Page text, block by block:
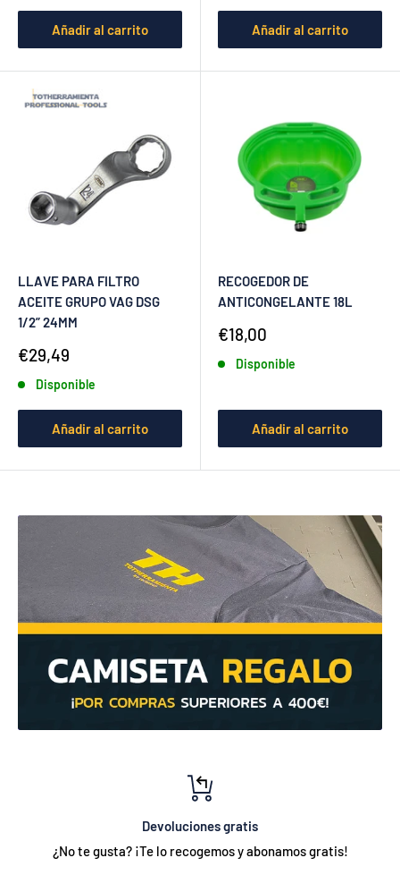
Añadir al carrito Añadir al carrito
LLAVE PARA FILTRO
ACEITE GRUPO VAG DSG
1/2” 24MM
Precio
venta
€29,49
Disponible
Añadir al carrito
RECOGEDOR DE
ANTICONGELANTE 18L
Precio
venta
€18,00
Disponible
Añadir al carrito
Devoluciones gratis
¿No te gusta? ¡Te lo recogemos y abonamos gratis!